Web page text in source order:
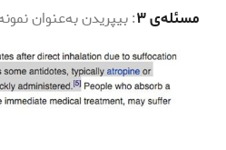
مسئله­‌ی ۳
: بیپریدن به­‌عنوان